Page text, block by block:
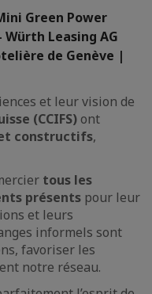
Green Power
Würth Leasing AG
de Genève |
et leur vision de
(CCIFS) ont
constructifs,
tous les
présents pour leur
et leurs
informels sont
favoriser les
notre réseau.